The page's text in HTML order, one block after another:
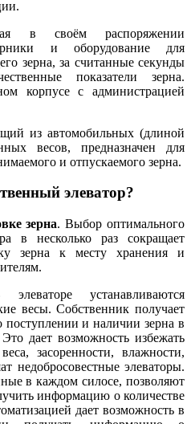
в своём распоряжении
и оборудование для
зерна, за считанные секунды
показатели зерна.
корпусе с администрацией
из автомобильных (длиной
весов, предназначен для
и отпускаемого зерна.
элеватор?
зерна. Выбор оптимального
в несколько раз сокращает
зерна к месту хранения и
устанавливаются
весы. Собственник получает
и наличии зерна в
дает возможность избежать
засоренности, влажности,
недобросовестные элеваторы.
в каждом силосе, позволяют
информацию о количестве
дает возможность в